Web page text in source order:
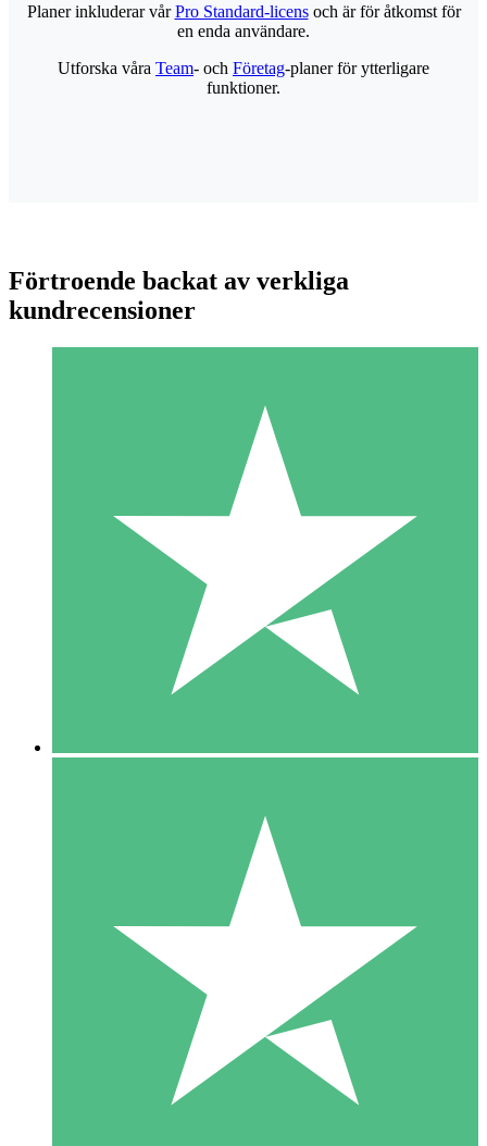
Individuella Kreditpaket
Betala per användning med nedladdningskrediter. Inget
1 Nedladdningar
10 00
10 Nedladdningar
20 00
Planer inkluderar vårPro Standard-licensoch är för åtkomst för
en enda användare.
Utforska våra Team- och Företag-planer för ytterligare
funktioner.
Förtroende backat av verkliga
kundrecensioner